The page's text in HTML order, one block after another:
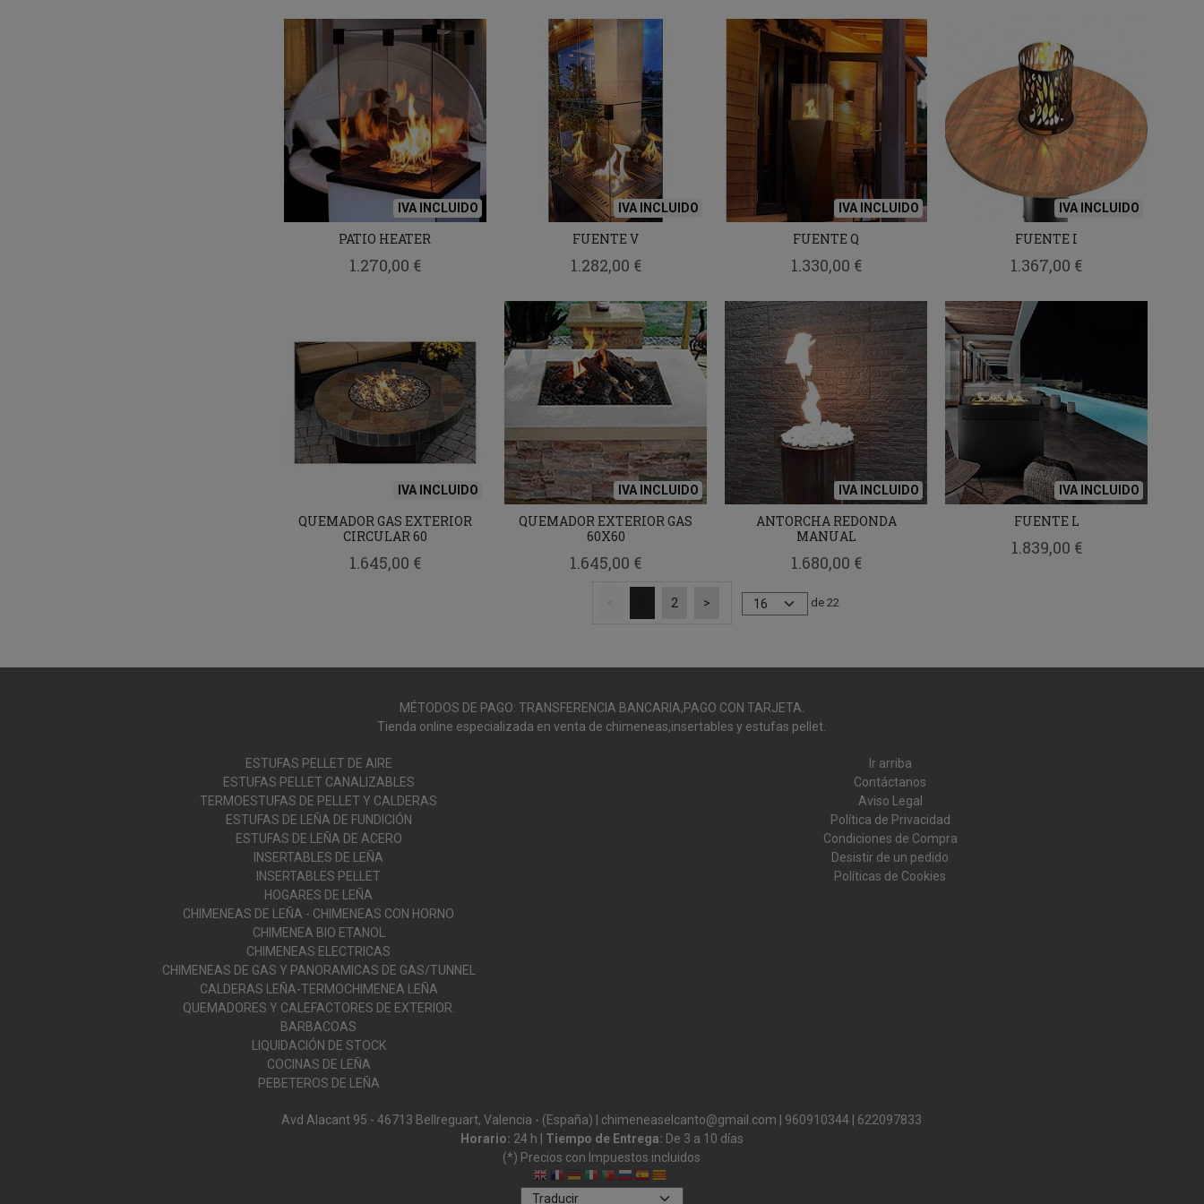
IVA INCLUIDO
PATIO HEATER
1.270,00 €
IVA INCLUIDO
FUENTE V
1.282,00 €
IVA INCLUIDO
FUENTE Q
1.330,00 €
IVA INCLUIDO
FUENTE I
1.367,00 €
IVA INCLUIDO
QUEMADOR GAS EXTERIOR
CIRCULAR 60
1.645,00 €
IVA INCLUIDO
QUEMADOR EXTERIOR GAS
60X60
1.645,00 €
IVA INCLUIDO
ANTORCHA REDONDA
MANUAL
1.680,00 €
IVA INCLUIDO
FUENTE L
1.839,00 €
2 > de 22
MÉTODOS DE PAGO: TRANSFERENCIA BANCARIA,PAGO CON TARJETA.
Tienda online especializada en venta de chimeneas,insertables y estufas pellet.
ESTUFAS PELLET DE AIRE
ESTUFAS PELLET CANALIZABLES
TERMOESTUFAS DE PELLET Y CALDERAS
ESTUFAS DE LEÑA DE FUNDICIÓN
ESTUFAS DE LEÑA DE ACERO
INSERTABLES DE LEÑA
INSERTABLES PELLET
HOGARES DE LEÑA
CHIMENEAS DE LEÑA - CHIMENEAS CON HORNO
CHIMENEA BIO ETANOL
CHIMENEAS ELECTRICAS
CHIMENEAS DE GAS Y PANORAMICAS DE GAS/TUNNEL
CALDERAS LEÑA-TERMOCHIMENEA LEÑA
QUEMADORES Y CALEFACTORES DE EXTERIOR.
BARBACOAS
LIQUIDACIÓN DE STOCK
COCINAS DE LEÑA
PEBETEROS DE LEÑA
Ir arriba
Contáctanos
Aviso Legal
Política de Privacidad
Condiciones de Compra
Desistir de un pedido
Políticas de Cookies
Avd Alacant 95 - 46713 Bellreguart, Valencia - (España) | chimeneaselcanto@gmail.com | 960910344
622097833
Horario: 24 h | Tiempo de Entrega: De 3 a 10 días
(*) Precios con Impuestos incluidos